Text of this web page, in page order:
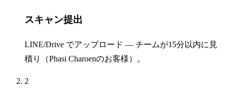
スキャン提出
LINE/Drive でアップロード — チームが15分以内に見
積り（Phasi Charoenのお客様）。
2